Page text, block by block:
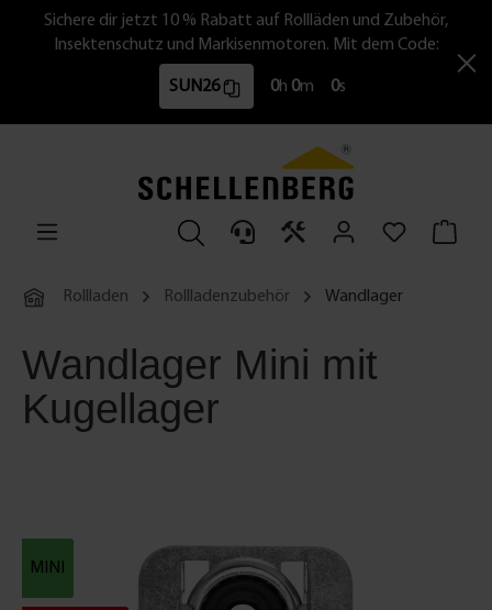
Sichere dir jetzt 10 % Rabatt auf Rollläden und Zubehör,
Insektenschutz und Markisenmotoren. Mit dem Code:
SUN26 0h 0m 0s
Rollladen Rollladenzubehör Wandlager
Wandlager Mini mit
Kugellager
MINI